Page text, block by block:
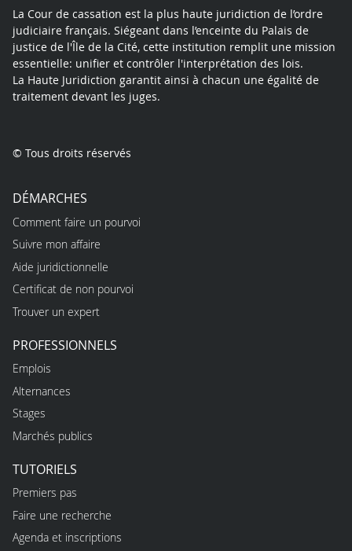
La Cour de cassation est la plus haute juridiction de l’ordre
judiciaire français. Siégeant dans l’enceinte du Palais de
justice de l'Île de la Cité, cette institution remplit une mission
essentielle: unifier et contrôler l'interprétation des lois.
La Haute Juridiction garantit ainsi à chacun une égalité de
traitement devant les juges.
© Tous droits réservés
DÉMARCHES
Comment faire un pourvoi
Suivre mon affaire
Aide juridictionnelle
Certificat de non pourvoi
Trouver un expert
PROFESSIONNELS
Emplois
Alternances
Stages
Marchés publics
TUTORIELS
Premiers pas
Faire une recherche
Agenda et inscriptions